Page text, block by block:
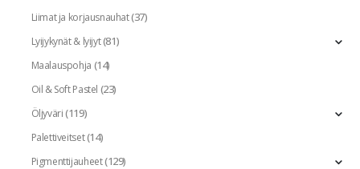
Liimat ja korjausnauhat(37)
Lyijykynät & lyijyt(81)
Maalauspohja (14)
Oil & Soft Pastel (23)
Öljyväri(119)
Palettiveitset(14)
Pigmenttijauheet(129)